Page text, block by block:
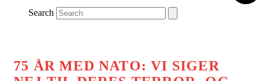
Search
75 ÅR MED NATO: VI SIGER